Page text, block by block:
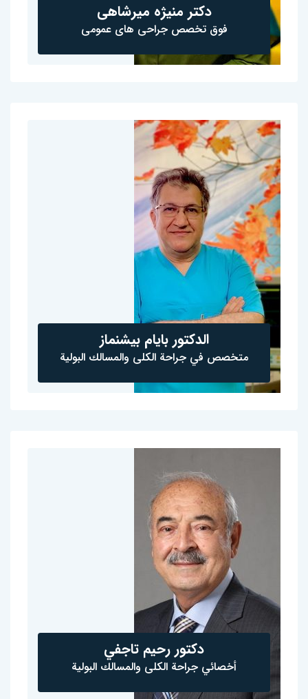
دکتر منیژه میرشاهی
فوق تخصص جراحی های عمومی
الدكتور بايام بيشنماز
متخصص في جراحة الكلى والمسالك البولية
دكتور رحيم تاجفي
أخصائي جراحة الكلى والمسالك البولية